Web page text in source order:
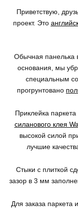
Приветствую,
проект. Это
Обычная панелька
основания, мы
специальным
прогрунтовано
Приклейка
силанового клея
высокой силой
лучшие
Стыки с плиткой
зазор в 3 мм
Для заказа